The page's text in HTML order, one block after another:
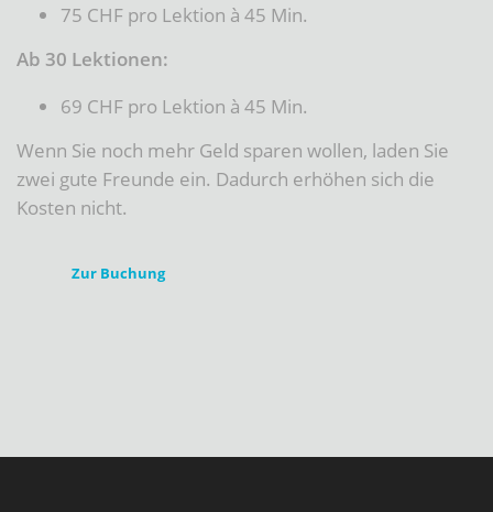
75 CHF pro Lektion à 45 Min.
Ab 30 Lektionen:
69 CHF pro Lektion à 45 Min.
Wenn Sie noch mehr Geld sparen wollen, laden Sie
zwei gute Freunde ein. Dadurch erhöhen sich die
Kosten nicht.
Zur Buchung